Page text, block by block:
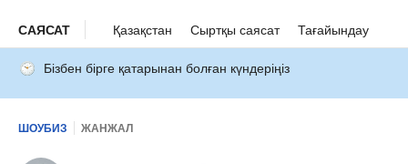
САЯСАТ Қазақстан Сыртқы саясат Тағайындау
Бізбен бірге қатарынан болған күндеріңіз
ШОУБИЗ ЖАНЖАЛ